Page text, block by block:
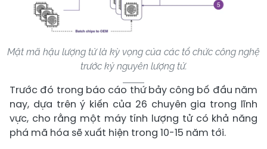
Mật mã hậu lượng tử là kỳ vọng của các tổ chức công nghệ
trước kỷ nguyên lượng tử.
Trước đó trong báo cáo thứ bảy công bố đầu năm
nay, dựa trên ý kiến của 26 chuyên gia trong lĩnh
vực, cho rằng một máy tính lượng tử có khả năng
phá mã hóa sẽ xuất hiện trong 10-15 năm tới.